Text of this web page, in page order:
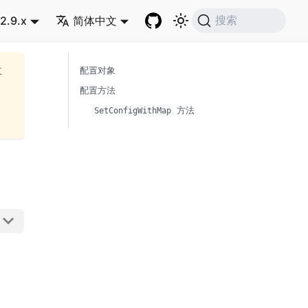
2.9.x 简体中文 搜索
配置对象
配置方法
SetConfigWithMap 方法